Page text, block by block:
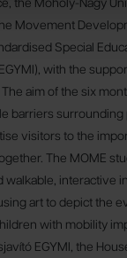
the Moholy-Nagy
Movement
Special
with the
aim of the six
barriers surrounding
visitors to the
The MOME
walkable, interactive
art to depict the
with mobility
EGYMI, the